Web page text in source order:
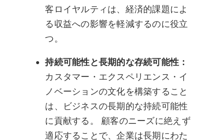
客ロイヤルティは、経済的課題によ
る収益への影響を軽減するのに役立
つ。
持続可能性と長期的な存続可能性：
カスタマー・エクスペリエンス・イ
ノベーションの文化を構築すること
は、ビジネスの長期的な持続可能性
に貢献する。 顧客のニーズに絶えず
適応することで、企業は長期にわた